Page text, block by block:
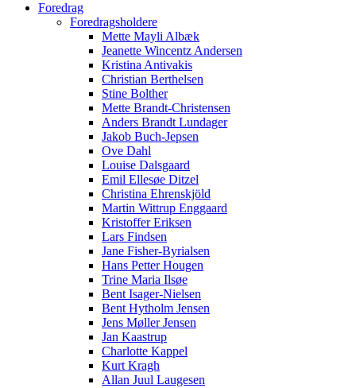
Foredrag
Foredragsholdere
Mette Mayli Albæk
Jeanette Wincentz Andersen
Kristina Antivakis
Christian Berthelsen
Stine Bolther
Mette Brandt-Christensen
Anders Brandt Lundager
Jakob Buch-Jepsen
Ove Dahl
Louise Dalsgaard
Emil Ellesøe Ditzel
Christina Ehrenskjöld
Martin Wittrup Enggaard
Kristoffer Eriksen
Lars Findsen
Jane Fisher-Byrialsen
Hans Petter Hougen
Trine Maria Ilsøe
Bent Isager-Nielsen
Bent Hytholm Jensen
Jens Møller Jensen
Jan Kaastrup
Charlotte Kappel
Kurt Kragh
Allan Juul Laugesen